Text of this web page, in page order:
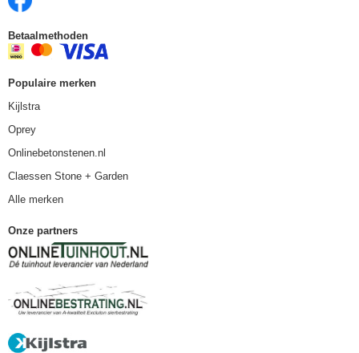
Betaalmethoden
Populaire merken
Kijlstra
Oprey
Onlinebetonstenen.nl
Claessen Stone + Garden
Alle merken
Onze partners